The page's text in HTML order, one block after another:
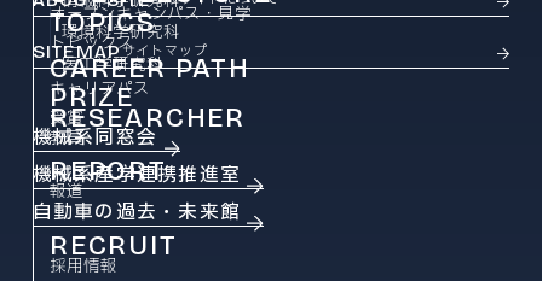
環境科学研究科
医工学研究科
RESEARCHER
教員
オープンキャンパス・見学
CAREER PATH
キャリアパス
TOPICS
トピックス
PRIZE
受賞
REPORT
報道
RECRUIT
採用情報
SITEMAPサイトマップ
機械系同窓会
機械系産学連携推進室
自動車の過去・未来館